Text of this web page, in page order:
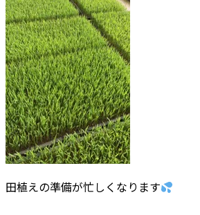
田植えの準備が忙しくなります